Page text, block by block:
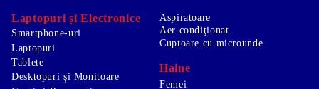
Laptopuri și Electronice
Smartphone-uri
Laptopuri
Tablete
Desktopuri și Monitoare
Aspiratoare
Aer condiţionat
Cuptoare cu microunde
Haine
Femei